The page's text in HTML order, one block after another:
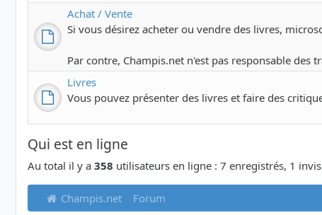
Achat / Vente
Si vous désirez acheter ou vendre des livres,
Par contre, Champis.net n'est pas responsable des
Livres
Vous pouvez présenter des livres et faire des
Qui est en ligne
Au total il y a 358 utilisateurs en ligne : 7 enregistrés, 1
Champis.net Forum